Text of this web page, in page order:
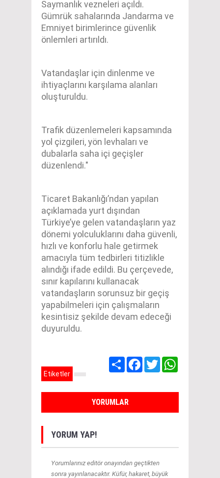
Saymanlık vezneleri açıldı.
Gümrük sahalarında Jandarma ve
Emniyet birimlerince güvenlik
önlemleri artırıldı.
Vatandaşlar için dinlenme ve
ihtiyaçlarını karşılama alanları
oluşturuldu.
Trafik düzenlemeleri kapsamında
yol çizgileri, yön levhaları ve
dubalarla saha içi geçişler
düzenlendi."
Ticaret Bakanlığı’ndan yapılan
açıklamada yurt dışından
Türkiye’ye gelen vatandaşların yaz
dönemi yolculuklarını daha güvenli,
hızlı ve konforlu hale getirmek
amacıyla tüm tedbirleri titizlikle
alındığı ifade edildi. Bu çerçevede,
sınır kapılarını kullanacak
vatandaşların sorunsuz bir geçiş
yapabilmeleri için çalışmaların
kesintisiz şekilde devam edeceği
duyuruldu.
Share Facebook
Twitter
Etiketler
YORUMLAR
YORUM YAP!
Yorumlarınız editör onayından geçtikten
sonra yayınlanacaktır. Küfür, hakaret, büyük